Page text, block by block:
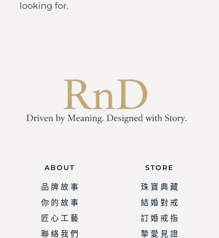
looking for.
ABOUT
品 牌 故 事
你 的 故 事
匠 心 工 藝
聯 絡 我 們
STORE
珠 寶 典 藏
結 婚 對 戒
訂 婚 戒 指
摯 愛 見 證